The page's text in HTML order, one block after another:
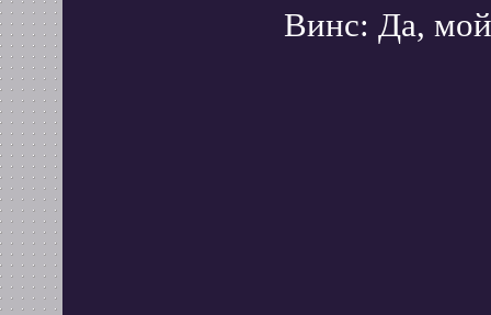
Винс: Да,